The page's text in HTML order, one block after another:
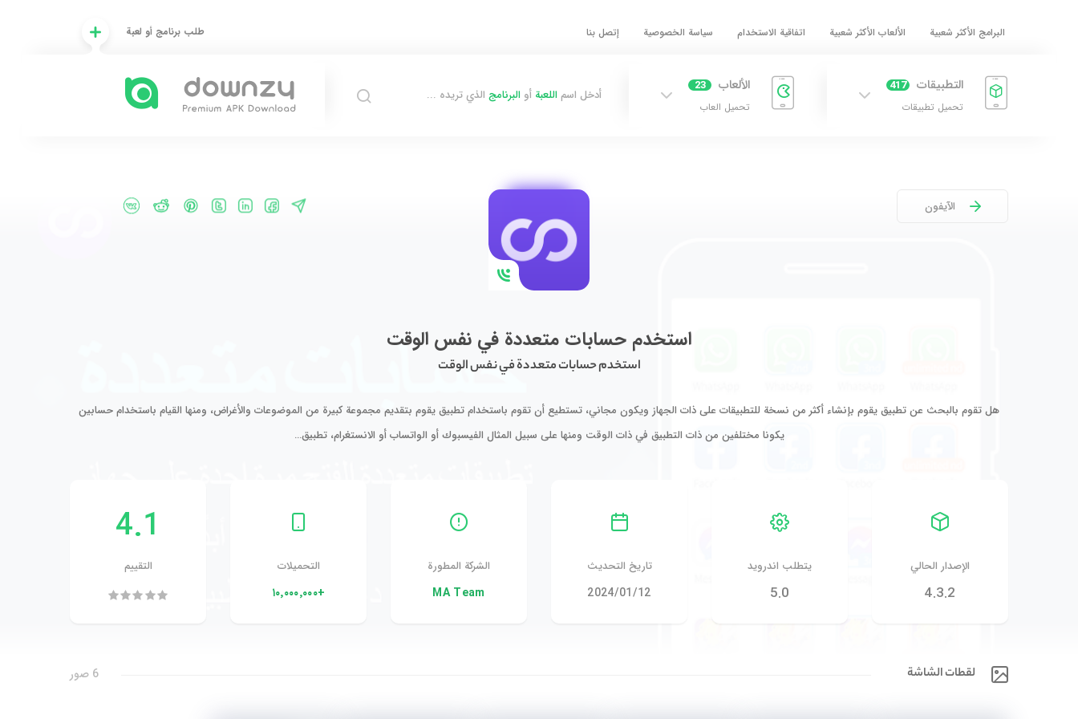
البرامج الأكثر شعبية الألعاب الأكثر شعبية اتفاقية الاستخدام سياسة الخصوصية إتصل بنا طلب برنامج أو لعبة
التطبيقات 417
تحميل تطبيقات
الألعاب 23
تحميل العاب
أدخل اسم اللعبة أو البرنامج الذي تريده ...
الآيفون
استخدم حسابات متعددة في نفس الوقت
استخدم حسابات متعددة في نفس الوقت
هل تقوم بالبحث عن تطبيق يقوم بإنشاء أكثر من نسخة للتطبيقات على ذات الجهاز ويكون مجاني، تستطيع أن تقوم باستخدام تطبيق يقوم بتقديم مجموعة كبيرة من الموضوعات والأغراض، ومنها القيام باستخدام حسابين
يكونا مختلفين من ذات التطبيق في ذات الوقت ومنها على سبيل المثال الفيسبوك أو الواتساب أو الانستغرام، تطبيق…
الإصدار الحالي
4.3.2
يتطلب اندرويد
5.0
تاريخ التحديث
12‏/01‏/2024
الشركة المطورة
MA Team
التحميلات
+١٠٬٠٠٠٬٠٠٠
4.1
التقييم
لقطات الشاشة 6 صور